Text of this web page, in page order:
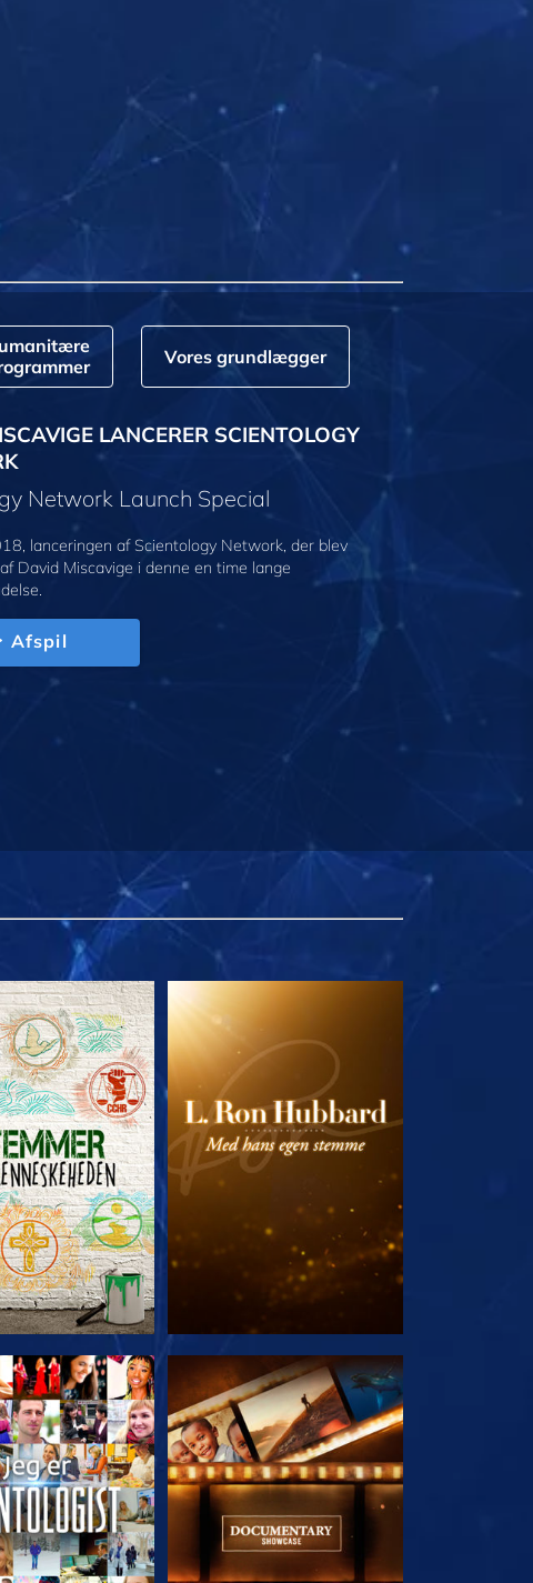
Vores grundlægger
LANCERER SCIENTOLOGY
Network Launch Special
lanceringen af Scientology Network, der blev
David Miscavige i denne en time lange
Afspil
SERIEN UDFORSK SERIEN